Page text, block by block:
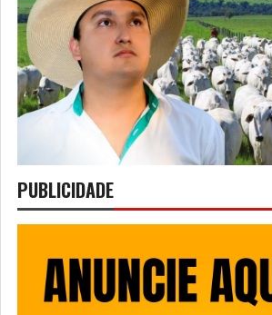
PUBLICIDADE